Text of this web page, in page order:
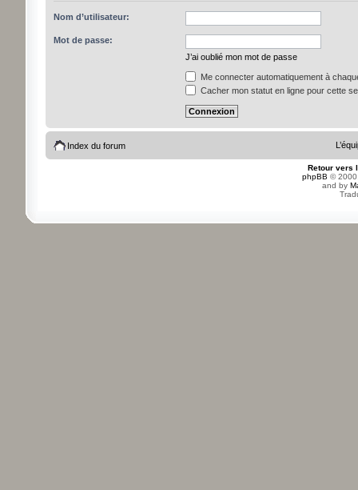
Nom d’utilisateur:
Mot de passe:
J’ai oublié mon mot de passe
Me connecter automatiquement à
Cacher mon statut en ligne pour cette
Index du forum
Retour vers
phpBB ©
and by